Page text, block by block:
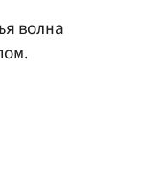
волна